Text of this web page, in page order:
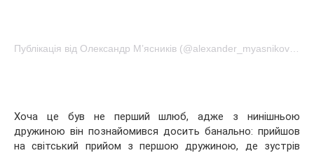
Хоча це був не перший шлюб, адже з нинішньою
дружиною він познайомився досить банально: прийшов
на світський прийом з першою дружиною, де зустрів